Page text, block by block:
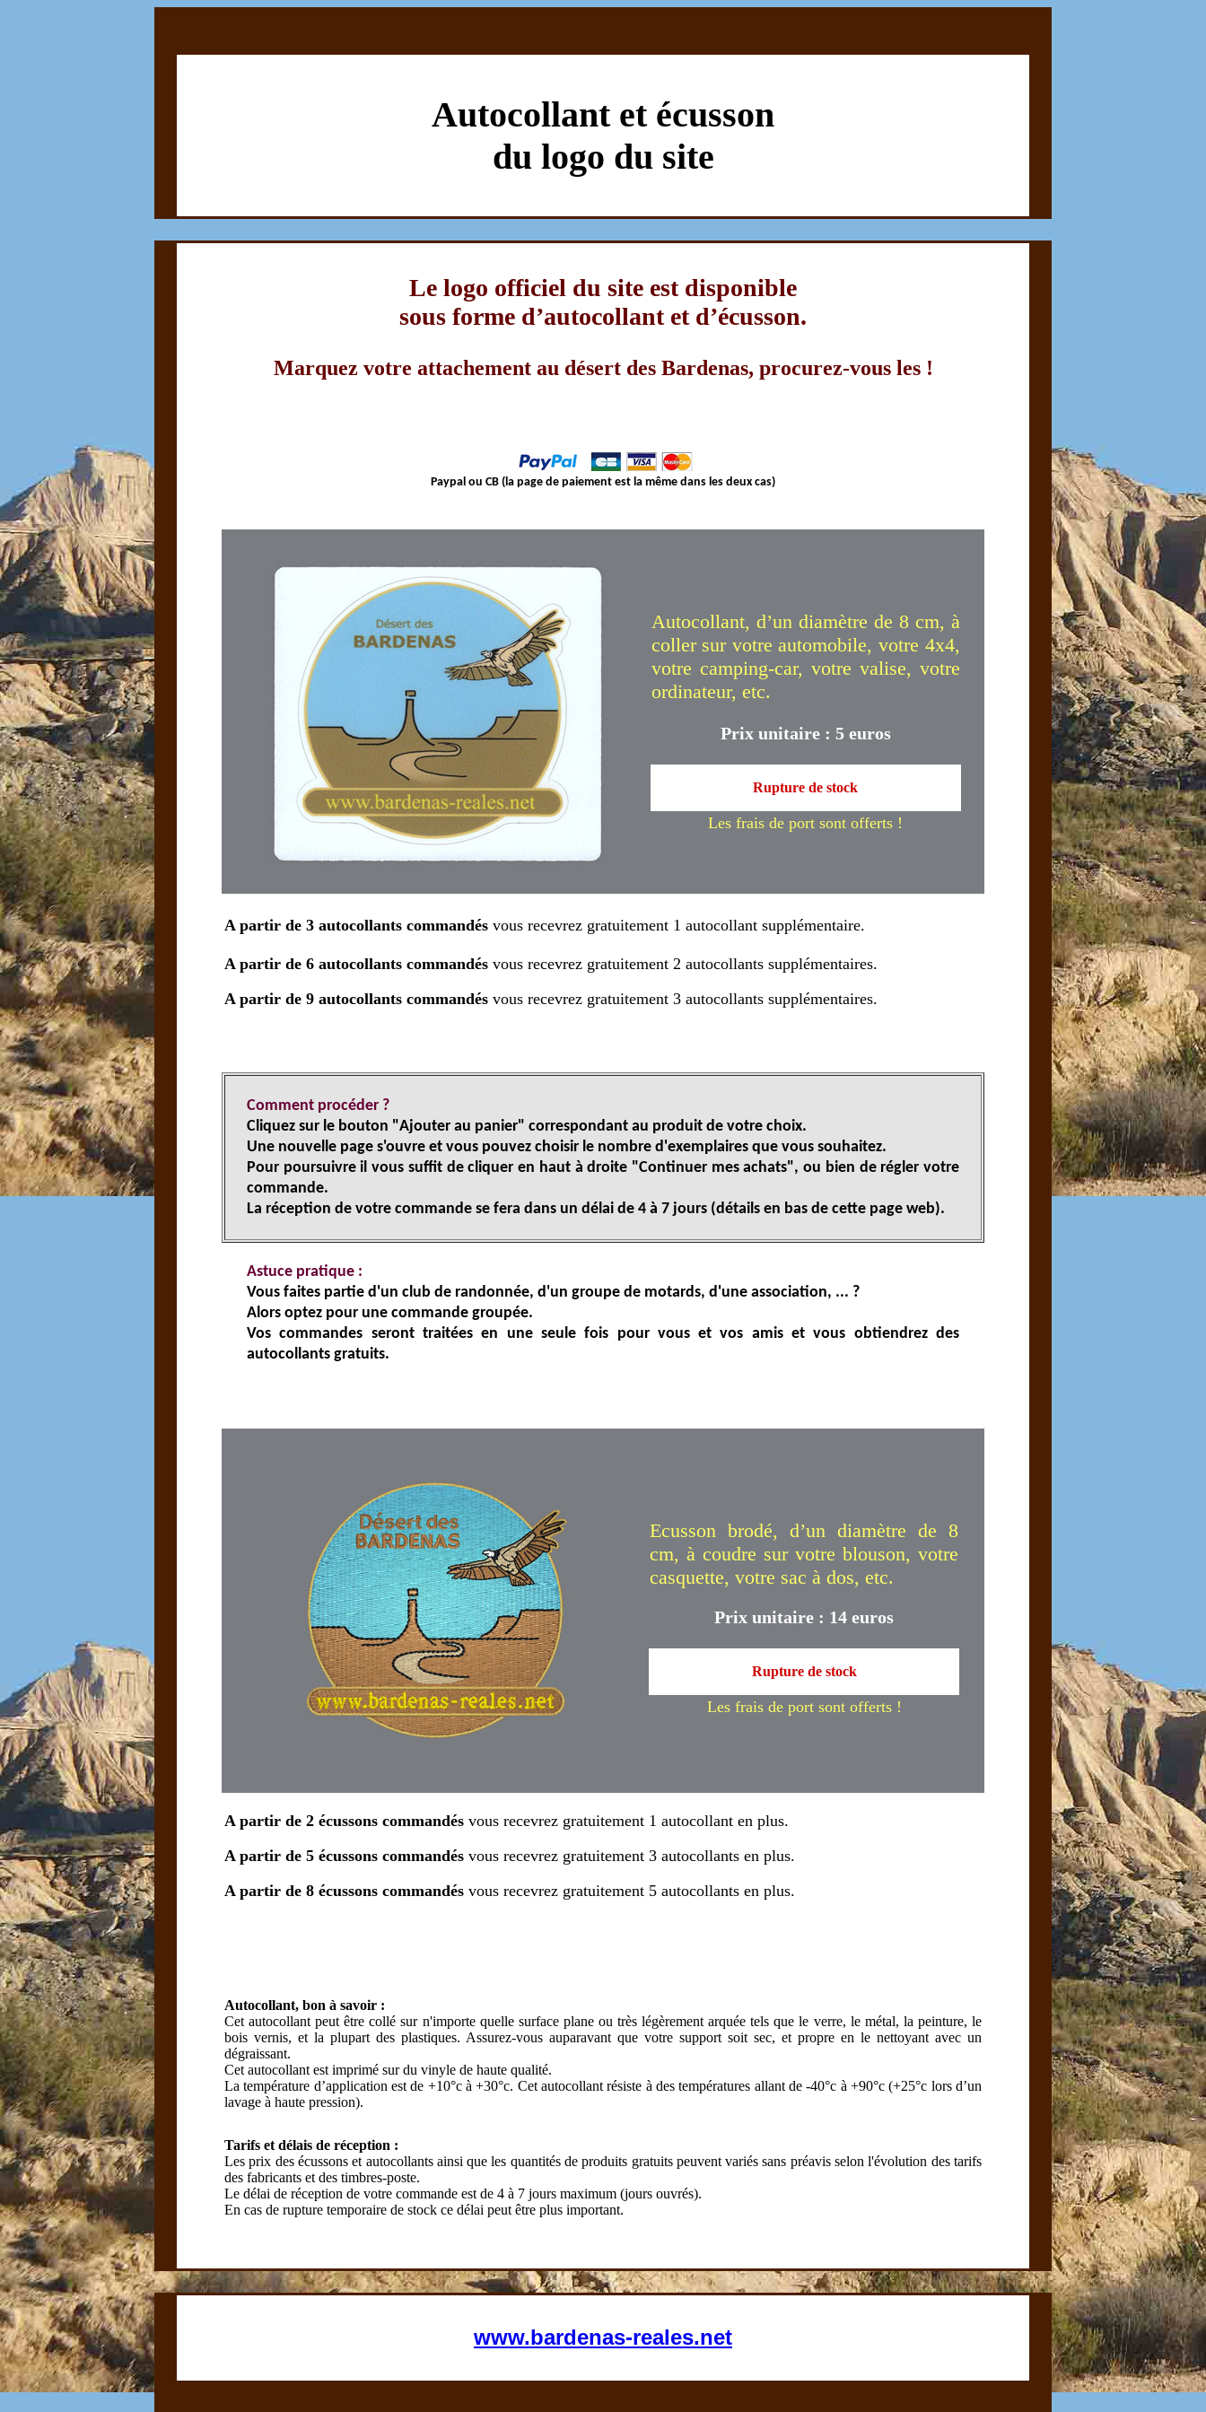
Autocollant et écusson
du logo du site
Le logo officiel du site est disponible
sous forme d’autocollant et d’écusson.
Marquez votre attachement au désert des Bardenas, procurez-vous les !
Paypal ou CB (la page de paiement est la même dans les deux cas)
Autocollant, d’un diamètre de 8 cm, à
coller sur votre automobile, votre 4x4,
votre camping-car, votre valise, votre
ordinateur, etc.
Prix unitaire : 5 euros
Rupture de stock
Les frais de port sont offerts !
A partir de 3 autocollants commandés vous recevrez gratuitement 1 autocollant supplémentaire.
A partir de 6 autocollants commandés vous recevrez gratuitement 2 autocollants supplémentaires.
A partir de 9 autocollants commandés vous recevrez gratuitement 3 autocollants supplémentaires.
Comment procéder ?
Cliquez sur le bouton "Ajouter au panier" correspondant au produit de votre choix.
Une nouvelle page s'ouvre et vous pouvez choisir le nombre d'exemplaires que vous souhaitez.
Pour poursuivre il vous suffit de cliquer en haut à droite "Continuer mes achats", ou bien de régler votre
commande.
La réception de votre commande se fera dans un délai de 4 à 7 jours (détails en bas de cette page web).
Astuce pratique :
Vous faites partie d'un club de randonnée, d'un groupe de motards, d'une association, ... ?
Alors optez pour une commande groupée.
Vos commandes seront traitées en une seule fois pour vous et vos amis et vous obtiendrez des
autocollants gratuits.
Ecusson brodé, d’un diamètre de 8
cm, à coudre sur votre blouson, votre
casquette, votre sac à dos, etc.
Prix unitaire : 14 euros
Rupture de stock
Les frais de port sont offerts !
A partir de 2 écussons commandés vous recevrez gratuitement 1 autocollant en plus.
A partir de 5 écussons commandés vous recevrez gratuitement 3 autocollants en plus.
A partir de 8 écussons commandés vous recevrez gratuitement 5 autocollants en plus.
Autocollant, bon à savoir :
Cet autocollant peut être collé sur n'importe quelle surface plane ou très légèrement arquée tels que le verre, le métal, la peinture, le
bois vernis, et la plupart des plastiques. Assurez-vous auparavant que votre support soit sec, et propre en le nettoyant avec un
dégraissant.
Cet autocollant est imprimé sur du vinyle de haute qualité.
La température d’application est de +10°c à +30°c. Cet autocollant résiste à des températures allant de -40°c à +90°c (+25°c lors d’un
lavage à haute pression).
Tarifs et délais de réception :
Les prix des écussons et autocollants ainsi que les quantités de produits gratuits peuvent variés sans préavis selon l'évolution des tarifs
des fabricants et des timbres-poste.
Le délai de réception de votre commande est de 4 à 7 jours maximum (jours ouvrés).
En cas de rupture temporaire de stock ce délai peut être plus important.
www.bardenas-reales.net